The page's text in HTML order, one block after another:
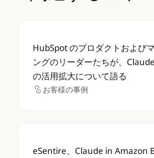
HubSpot のプロダクトお
HubSpot のプロダクトおよび
ングのリーダーたちが、
の活用拡大について語る
お客様の事例
お客様の事例
eSentire、Claude in
eSentire、Claude in Amazon